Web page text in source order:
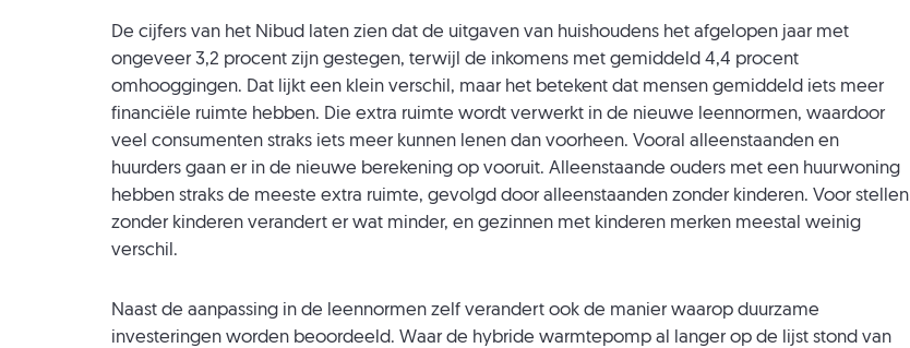
De cijfers van het Nibud laten zien dat de uitgaven van huishoudens het afgelopen jaar met
ongeveer 3,2 procent zijn gestegen, terwijl de inkomens met gemiddeld 4,4 procent
omhooggingen. Dat lijkt een klein verschil, maar het betekent dat mensen gemiddeld iets meer
financiële ruimte hebben. Die extra ruimte wordt verwerkt in de nieuwe leennormen, waardoor
veel consumenten straks iets meer kunnen lenen dan voorheen. Vooral alleenstaanden en
huurders gaan er in de nieuwe berekening op vooruit. Alleenstaande ouders met een huurwoning
hebben straks de meeste extra ruimte, gevolgd door alleenstaanden zonder kinderen. Voor stellen
zonder kinderen verandert er wat minder, en gezinnen met kinderen merken meestal weinig
verschil.
Naast de aanpassing in de leennormen zelf verandert ook de manier waarop duurzame
investeringen worden beoordeeld. Waar de hybride warmtepomp al langer op de lijst stond van